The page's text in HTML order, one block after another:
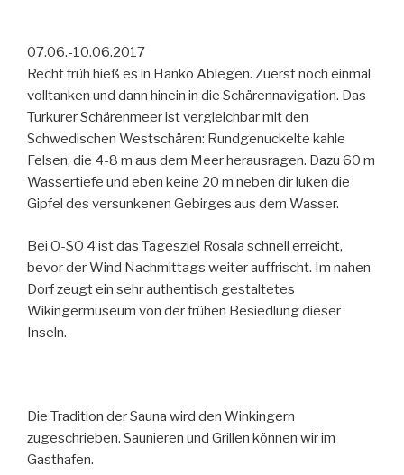
07.06.-10.06.2017
Recht früh hieß es in Hanko Ablegen. Zuerst noch einmal
volltanken und dann hinein in die Schärennavigation. Das
Turkurer Schärenmeer ist vergleichbar mit den
Schwedischen Westschären: Rundgenuckelte kahle
Felsen, die 4-8 m aus dem Meer herausragen. Dazu 60 m
Wassertiefe und eben keine 20 m neben dir luken die
Gipfel des versunkenen Gebirges aus dem Wasser.
Bei O-SO 4 ist das Tagesziel Rosala schnell erreicht,
bevor der Wind Nachmittags weiter auffrischt. Im nahen
Dorf zeugt ein sehr authentisch gestaltetes
Wikingermuseum von der frühen Besiedlung dieser
Inseln.
Die Tradition der Sauna wird den Winkingern
zugeschrieben. Saunieren und Grillen können wir im
Gasthafen.